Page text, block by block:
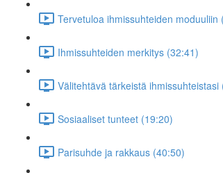
Tervetuloa ihmissuhteiden moduuliin
Ihmissuhteiden merkitys (32:41)
Välitehtävä tärkeistä ihmissuhteistasi
Sosiaaliset tunteet (19:20)
Parisuhde ja rakkaus (40:50)